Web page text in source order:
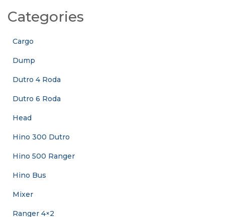
Categories
Cargo
Dump
Dutro 4 Roda
Dutro 6 Roda
Head
Hino 300 Dutro
Hino 500 Ranger
Hino Bus
Mixer
Ranger 4×2